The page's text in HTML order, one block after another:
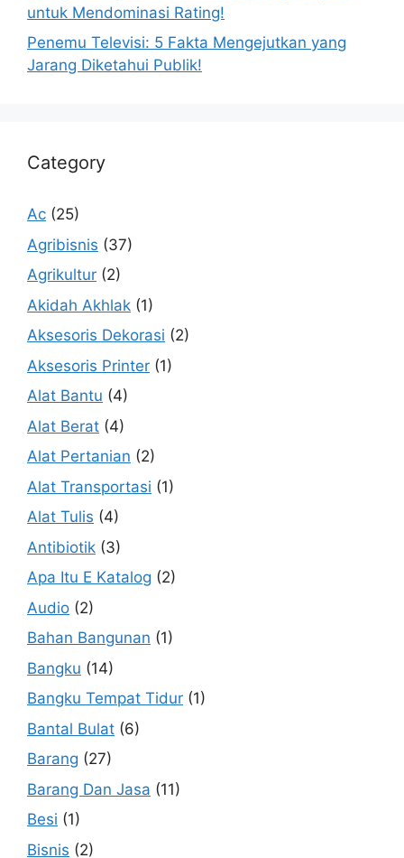
untuk Mendominasi Rating!
Penemu Televisi: 5 Fakta Mengejutkan yang
Jarang Diketahui Publik!
Category
Ac (25)
Agribisnis (37)
Agrikultur (2)
Akidah Akhlak (1)
Aksesoris Dekorasi (2)
Aksesoris Printer (1)
Alat Bantu (4)
Alat Berat (4)
Alat Pertanian (2)
Alat Transportasi (1)
Alat Tulis (4)
Antibiotik (3)
Apa Itu E Katalog (2)
Audio (2)
Bahan Bangunan (1)
Bangku (14)
Bangku Tempat Tidur (1)
Bantal Bulat (6)
Barang (27)
Barang Dan Jasa (11)
Besi (1)
Bisnis (2)